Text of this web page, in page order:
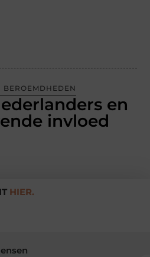
BEROEMDHEDEN
en
invloed
HIER.